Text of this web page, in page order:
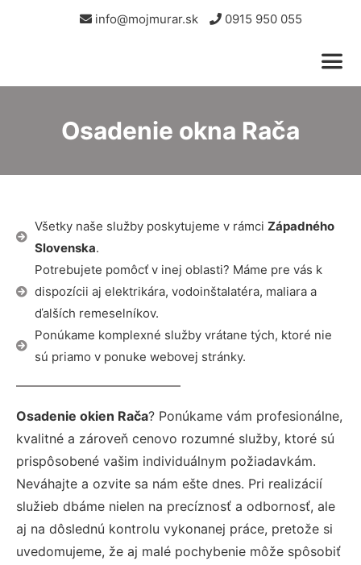
info@mojmurar.sk 0915 950 055
Osadenie okna Rača
Všetky naše služby poskytujeme v rámci Západného
Slovenska.
Potrebujete pomôcť v inej oblasti? Máme pre vás k
dispozícii aj elektrikára, vodoinštalatéra, maliara a
ďalších remeselníkov.
Ponúkame komplexné služby vrátane tých, ktoré nie
sú priamo v ponuke webovej stránky.
Osadenie okien Rača? Ponúkame vám profesionálne,
kvalitné a zároveň cenovo rozumné služby, ktoré sú
prispôsobené vašim individuálnym požiadavkám.
Neváhajte a ozvite sa nám ešte dnes. Pri realizácií
služieb dbáme nielen na precíznosť a odbornosť, ale
aj na dôslednú kontrolu vykonanej práce, pretože si
uvedomujeme, že aj malé pochybenie môže spôsobiť